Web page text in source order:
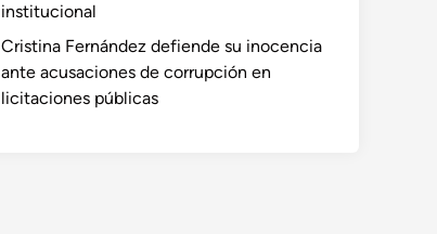
institucional
Cristina Fernández defiende su inocencia
ante acusaciones de corrupción en
licitaciones públicas